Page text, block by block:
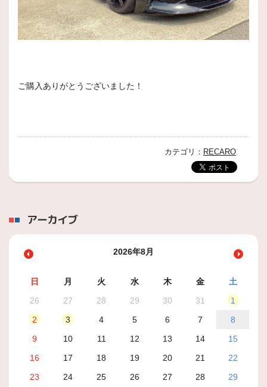
ご購入ありがとうございました！
カテゴリ： RECARO
アーカイブ
2026年8月
日 月 火 水 木 金
土
26
27 28 29 30 31
1
2
3 4 5 6 7
8
9
10 11 12 13 14
15
16
17 18 19 20 21
22
23
24 25 26 27 28
29